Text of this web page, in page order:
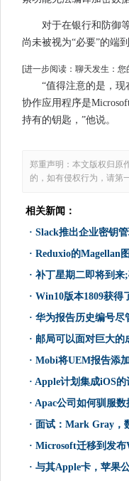
对于在银行和防御
尚未被视为“必要”的端
[进一步阅读：聊天发生：
“值得注意的是，
协作应用程序是
持有的钥匙，”他说。
郑重声明：本文版权归原
的，如有侵权行为，请第
相关新闻：
· Slack推出企业密钥
· Reduxio的Magellan
· 补丁星期二即将到来;
· Win10版本1809获得了另
· 华为报告历史编号尽
· 邮局可以面对巨大的
· Mobi将UEM报告添
· Apple计划集成iOS的计划
· Apac公司如何驯服数
· 面试：Mark Gray，
· Microsoft迁移到发布
· 与其Apple卡，苹果